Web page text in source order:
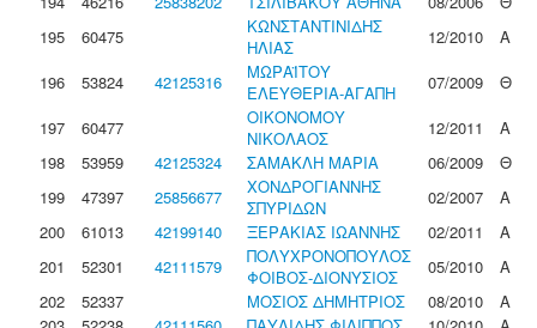
195
60475
ΚΩΝΣΤΑΝΤΙΝΙΔΗΣ
ΗΛΙΑΣ
12/2010
Α
196
53824 42125316
ΜΩΡΑΪΤΟΥ
ΕΛΕΥΘΕΡΙΑ-ΑΓΑΠΗ
07/2009
Θ
197
60477
ΟΙΚΟΝΟΜΟΥ
ΝΙΚΟΛΑΟΣ
12/2011
Α
198
53959 42125324 ΣΑΜΑΚΛΗ ΜΑΡΙΑ 06/2009
Θ
199
47397 25856677
ΧΟΝΔΡΟΓΙΑΝΝΗΣ
ΣΠΥΡΙΔΩΝ
02/2007
Α
200
61013 42199140 ΞΕΡΑΚΙΑΣ ΙΩΑΝΝΗΣ 02/2011
Α
201
52301 42111579
ΠΟΛΥΧΡΟΝΟΠΟΥΛΟΣ
ΦΟΙΒΟΣ-ΔΙΟΝΥΣΙΟΣ
05/2010
Α
202
52337 ΜΟΣΙΟΣ ΔΗΜΗΤΡΙΟΣ 08/2010
Α